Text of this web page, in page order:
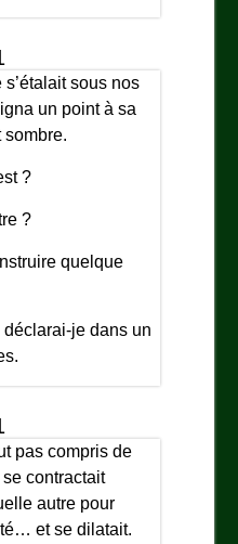
s’étalait sous nos
un point à sa
sombre.
?
?
quelque
je dans un
pas compris de
contractait
autre pour
et se dilatait.